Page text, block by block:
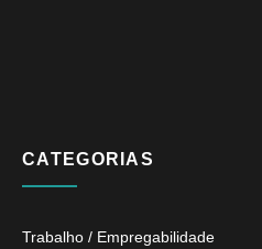
CATEGORIAS
Trabalho / Empregabilidade